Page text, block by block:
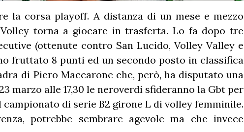
la corsa playoff. A distanza di un mese e mezzo
torna a giocare in trasferta. Lo fa dopo tre
(ottenute contro San Lucido, Volley Valley e
fruttato 8 punti ed un secondo posto in classifica
di Piero Maccarone che, però, ha disputato una
marzo alle 17,30 le neroverdi sfideranno la Gbt per
di serie B2 girone L di volley femminile.
potrebbe sembrare agevole ma che invece